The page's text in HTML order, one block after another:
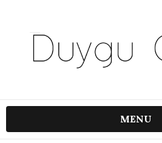
MENU